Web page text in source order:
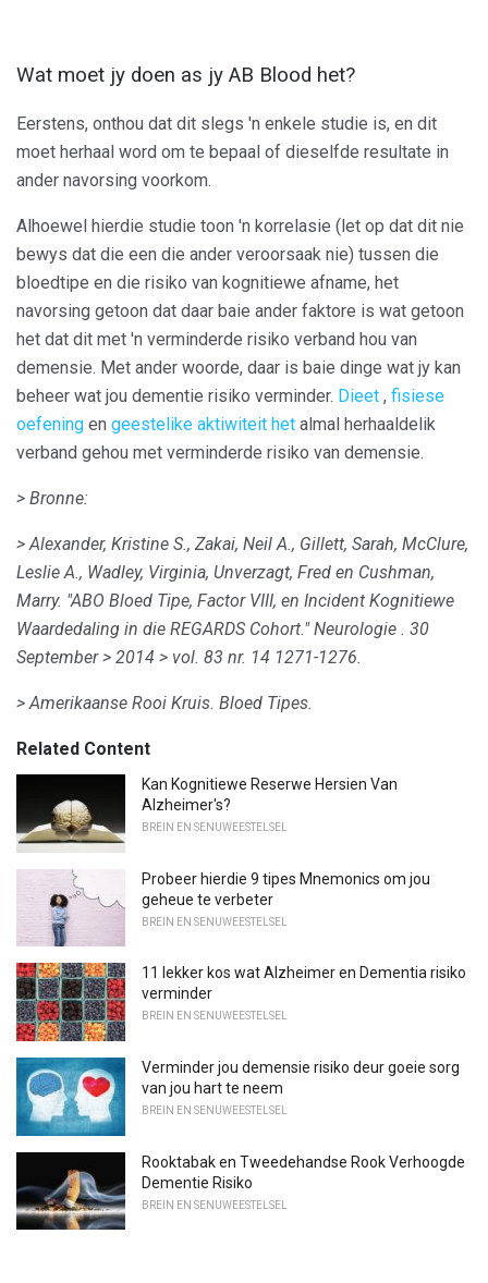
Wat moet jy doen as jy AB Blood het?
Eerstens, onthou dat dit slegs 'n enkele studie is, en dit
moet herhaal word om te bepaal of dieselfde resultate in
ander navorsing voorkom.
Alhoewel hierdie studie toon 'n korrelasie (let op dat dit nie
bewys dat die een die ander veroorsaak nie) tussen die
bloedtipe en die risiko van kognitiewe afname, het
navorsing getoon dat daar baie ander faktore is wat getoon
het dat dit met 'n verminderde risiko verband hou van
demensie. Met ander woorde, daar is baie dinge wat jy kan
beheer wat jou dementie risiko verminder. Dieet , fisiese
oefening en geestelike aktiwiteit het almal herhaaldelik
verband gehou met verminderde risiko van demensie.
> Bronne:
> Alexander, Kristine S., Zakai, Neil A., Gillett, Sarah, McClure,
Leslie A., Wadley, Virginia, Unverzagt, Fred en Cushman,
Marry. "ABO Bloed Tipe, Factor VIII, en Incident Kognitiewe
Waardedaling in die REGARDS Cohort." Neurologie . 30
September > 2014 > vol. 83 nr. 14 1271-1276.
> Amerikaanse Rooi Kruis. Bloed Tipes.
Related Content
Kan Kognitiewe Reserwe Hersien Van
Alzheimer's?
BREIN EN SENUWEESTELSEL
Probeer hierdie 9 tipes Mnemonics om jou
geheue te verbeter
BREIN EN SENUWEESTELSEL
11 lekker kos wat Alzheimer en Dementia risiko
verminder
BREIN EN SENUWEESTELSEL
Verminder jou demensie risiko deur goeie sorg
van jou hart te neem
BREIN EN SENUWEESTELSEL
Rooktabak en Tweedehandse Rook Verhoogde
Dementie Risiko
BREIN EN SENUWEESTELSEL